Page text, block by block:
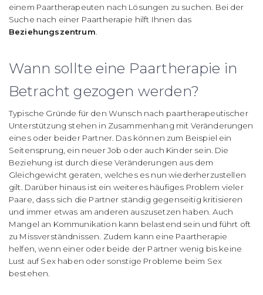
einem Paartherapeuten nach Lösungen zu suchen. Bei der
Suche nach einer Paartherapie hilft Ihnen das
Beziehungszentrum
Wann sollte eine Paartherapie in
Betracht gezogen werden?
Typische Gründe für den Wunsch nach paartherapeutischer
Unterstützung stehen in Zusammenhang mit Veränderungen
eines oder beider Partner. Das können zum Beispiel ein
Seitensprung, ein neuer Job oder auch Kinder sein. Die
Beziehung ist durch diese Veränderungen aus dem
Gleichgewicht geraten, welches es nun wiederherzustellen
gilt. Darüber hinaus ist ein weiteres häufiges Problem vieler
Paare, dass sich die Partner ständig gegenseitig kritisieren
und immer etwas am anderen auszusetzen haben. Auch
Mangel an Kommunikation kann belastend sein und führt oft
zu Missverständnissen. Zudem kann eine Paartherapie
helfen, wenn einer oder beide der Partner wenig bis keine
Lust auf Sex haben oder sonstige Probleme beim Sex
bestehen.